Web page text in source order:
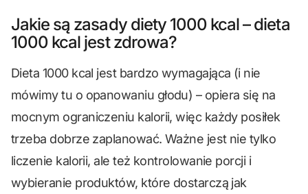
Jakie są zasady diety 1000 kcal – dieta
1000 kcal jest zdrowa?
Dieta 1000 kcal jest bardzo wymagająca (i nie
mówimy tu o opanowaniu głodu) – opiera się na
mocnym ograniczeniu kalorii, więc każdy posiłek
trzeba dobrze zaplanować. Ważne jest nie tylko
liczenie kalorii, ale też kontrolowanie porcji i
wybieranie produktów, które dostarczą jak